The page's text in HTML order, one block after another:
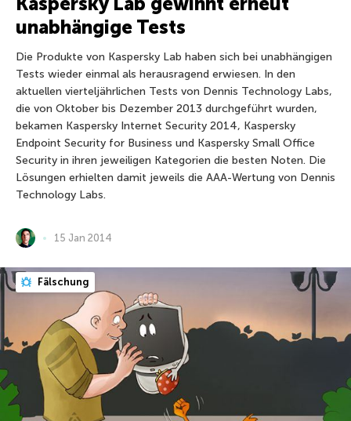
unabhängige Tests
Die Produkte von Kaspersky Lab haben sich bei unabhängigen
Tests wieder einmal als herausragend erwiesen. In den
aktuellen vierteljährlichen Tests von Dennis Technology Labs,
die von Oktober bis Dezember 2013 durchgeführt wurden,
bekamen Kaspersky Internet Security 2014, Kaspersky
Endpoint Security for Business und Kaspersky Small Office
Security in ihren jeweiligen Kategorien die besten Noten. Die
Lösungen erhielten damit jeweils die AAA-Wertung von Dennis
Technology Labs.
15 Jan 2014
Fälschung